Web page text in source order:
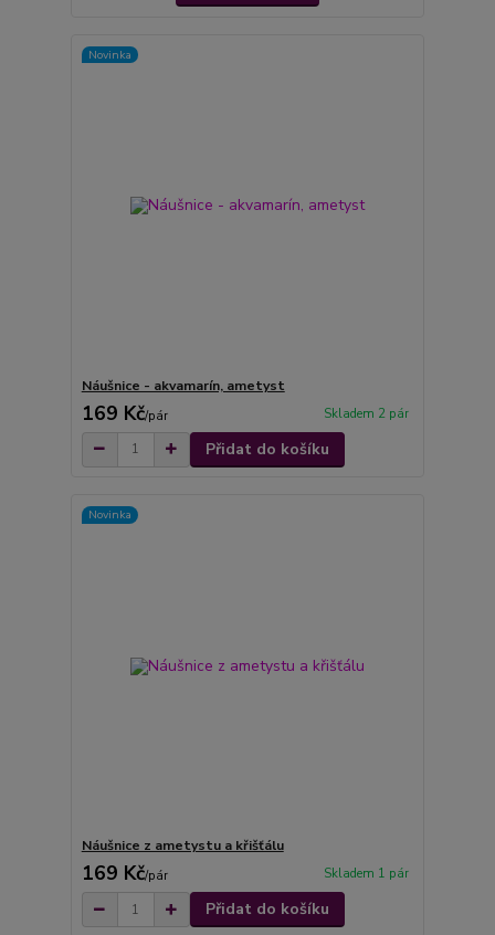
Novinka
Náušnice - akvamarín, ametyst
169 Kč/pár Skladem 2 pár
Přidat do košíku
Novinka
Náušnice z ametystu a křišťálu
169 Kč/pár Skladem 1 pár
Přidat do košíku